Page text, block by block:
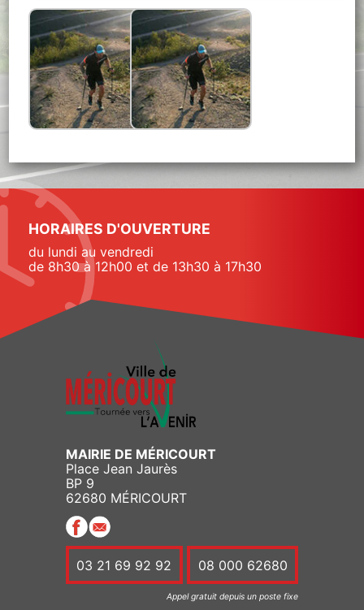
HORAIRES D'OUVERTURE
du lundi au vendredi
de 8h30 à 12h00 et de 13h30 à 17h30
MAIRIE DE MÉRICOURT
Place Jean Jaurès
BP 9
62680 MÉRICOURT
03 21 69 92 92 08 000 62680
Appel gratuit depuis un poste fixe